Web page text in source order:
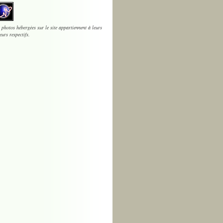
photos hébergées sur le site appartiennent à leurs
respectifs.